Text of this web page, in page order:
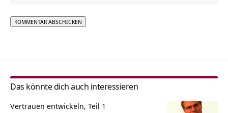
Das könnte dich auch interessieren
Vertrauen entwickeln, Teil 1